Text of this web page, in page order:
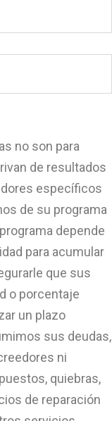
no son para
de resultados
específicos
de su programa
depende
para acumular
que sus
o porcentaje
un plazo
sus deudas,
ni
quiebras,
de reparación